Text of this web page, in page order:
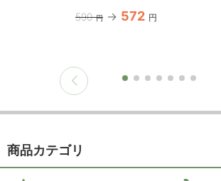
590 円 572 円
商品カテゴリ